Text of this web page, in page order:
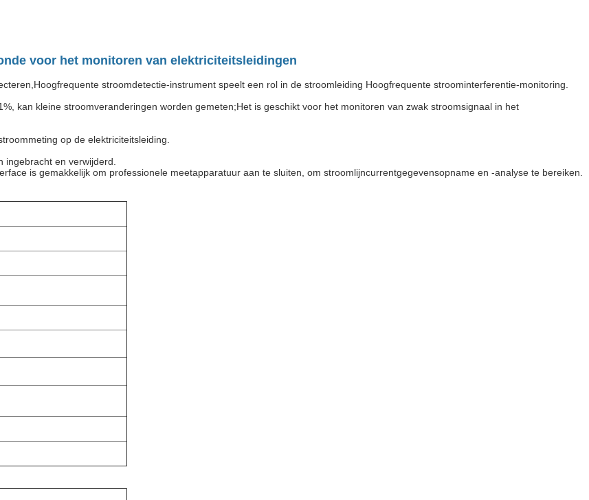
voor het monitoren van elektriciteitsleidingen
stroomdetectie-instrument speelt een rol in de stroomleiding Hoogfrequente stroominterferentie-monitoring.
kan kleine stroomveranderingen worden gemeten;Het is geschikt voor het monitoren van zwak stroomsignaal in het
op de elektriciteitsleiding.
en verwijderd.
is gemakkelijk om professionele meetapparatuur aan te sluiten, om stroomlijncurrentgegevensopname en -analyse te bereiken.